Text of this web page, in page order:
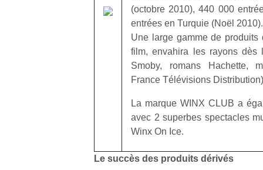
(octobre 2010), 440 000
entrées en Turquie (Noël 2010).
Une large gamme de produits
film, envahira les rayons dès
Smoby, romans Hachette,
France Télévisions
La marque WINX CLUB a
avec 2 superbes spectacles
Winx On Ice.
Le succès des produits dérivés